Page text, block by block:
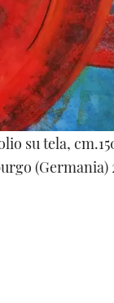
su tela,
(Germania)